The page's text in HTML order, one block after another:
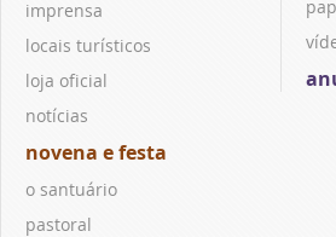
imprensa
locais turísticos
loja oficial
notícias
novena e festa
o santuário
pastoral